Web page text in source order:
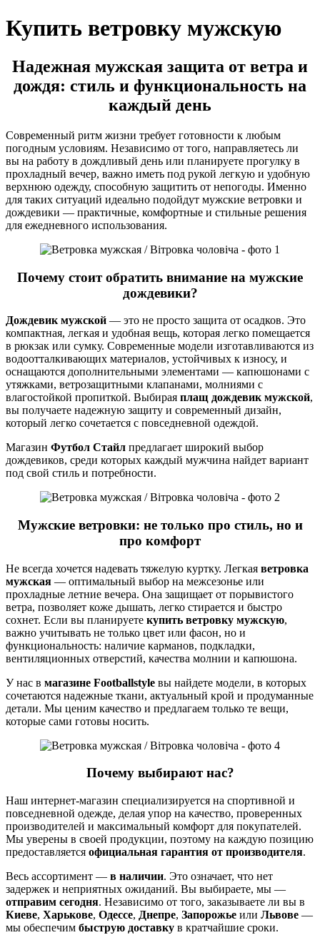
Купить ветровку мужскую
Надежная мужская защита от ветра и
дождя: стиль и функциональность на
каждый день
Современный ритм жизни требует готовности к любым
погодным условиям. Независимо от того, направляетесь ли
вы на работу в дождливый день или планируете прогулку в
прохладный вечер, важно иметь под рукой легкую и удобную
верхнюю одежду, способную защитить от непогоды. Именно
для таких ситуаций идеально подойдут мужские ветровки и
дождевики — практичные, комфортные и стильные решения
для ежедневного использования.
Почему стоит обратить внимание на мужские
дождевики?
Дождевик мужской — это не просто защита от осадков. Это
компактная, легкая и удобная вещь, которая легко помещается
в рюкзак или сумку. Современные модели изготавливаются из
водоотталкивающих материалов, устойчивых к износу, и
оснащаются дополнительными элементами — капюшонами с
утяжками, ветрозащитными клапанами, молниями с
влагостойкой пропиткой. Выбирая плащ дождевик мужской,
вы получаете надежную защиту и современный дизайн,
который легко сочетается с повседневной одеждой.
Магазин Футбол Стайл предлагает широкий выбор
дождевиков, среди которых каждый мужчина найдет вариант
под свой стиль и потребности.
Мужские ветровки: не только про стиль, но и
про комфорт
Не всегда хочется надевать тяжелую куртку. Легкая ветровка
мужская — оптимальный выбор на межсезонье или
прохладные летние вечера. Она защищает от порывистого
ветра, позволяет коже дышать, легко стирается и быстро
сохнет. Если вы планируете купить ветровку мужскую,
важно учитывать не только цвет или фасон, но и
функциональность: наличие карманов, подкладки,
вентиляционных отверстий, качества молнии и капюшона.
У нас в магазине Footballstyle вы найдете модели, в которых
сочетаются надежные ткани, актуальный крой и продуманные
детали. Мы ценим качество и предлагаем только те вещи,
которые сами готовы носить.
Почему выбирают нас?
Наш интернет-магазин специализируется на спортивной и
повседневной одежде, делая упор на качество, проверенных
производителей и максимальный комфорт для покупателей.
Мы уверены в своей продукции, поэтому на каждую позицию
предоставляется официальная гарантия от производителя.
Весь ассортимент — в наличии. Это означает, что нет
задержек и неприятных ожиданий. Вы выбираете, мы —
отправим сегодня. Независимо от того, заказываете ли вы в
Киеве, Харькове, Одессе, Днепре, Запорожье или Львове —
мы обеспечим быструю доставку в кратчайшие сроки.